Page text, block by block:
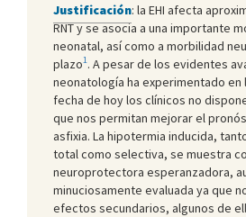
Justificación: la EHI afecta
RNT y se asocia a una importante
neonatal, así como a morbilidad
plazo1. A pesar de los evidentes
neonatología ha experimentado en
fecha de hoy los clínicos no
que nos permitan mejorar el
asfixia. La hipotermia inducida,
total como selectiva, se muestra
neuroprotectora esperanzadora,
minuciosamente evaluada ya que
efectos secundarios, algunos de